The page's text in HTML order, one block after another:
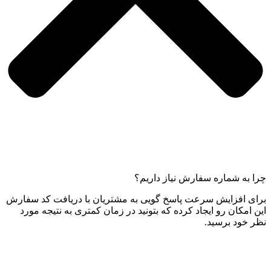
چرا به شماره سفارش نیاز داریم؟
برای افزایش سرعت پاسخ گویی به مشتریان با دریافت کد سفارش
این امکان رو ایجاد کرده که بتونید در زمان کمتری به نتیجه مورد
نظر خود برسید.